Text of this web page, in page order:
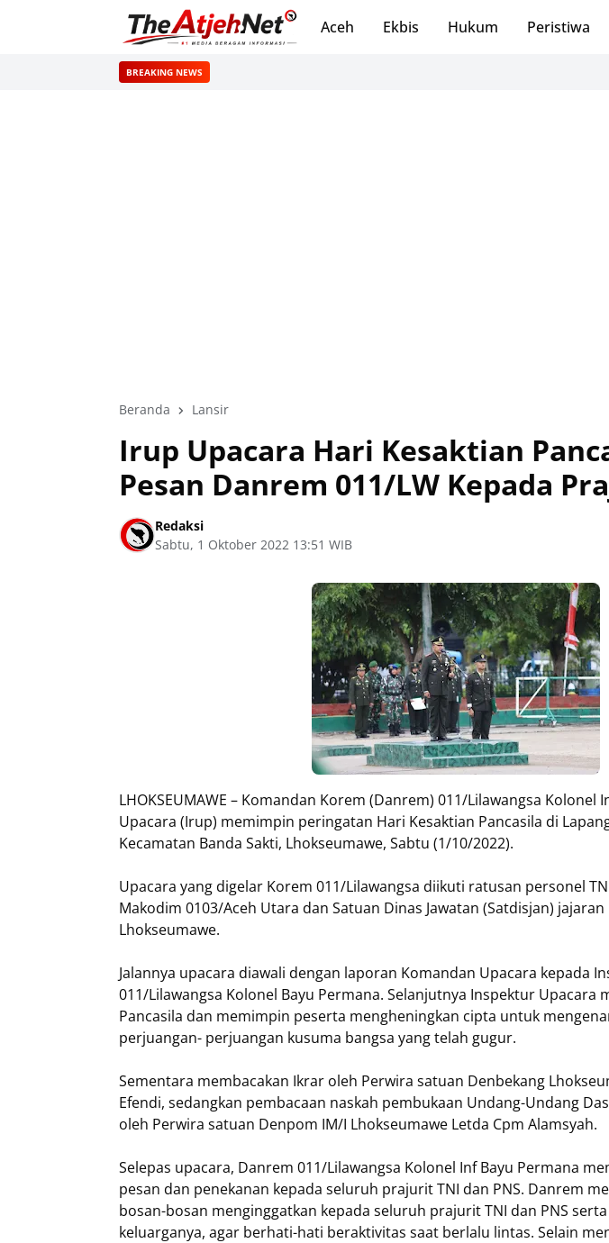
Aceh Ekbis Hukum Peristiwa
BREAKING NEWS
Beranda Lansir
Irup Upacara Hari Kesaktian
Pesan Danrem 011/LW Kepada
Redaksi
Sabtu, 1 Oktober 2022 13:51 WIB
LHOKSEUMAWE – Komandan Korem (Danrem) 011/Lilawangsa Kolonel
Upacara (Irup) memimpin peringatan Hari Kesaktian Pancasila di
Kecamatan Banda Sakti, Lhokseumawe, Sabtu (1/10/2022).
Upacara yang digelar Korem 011/Lilawangsa diikuti ratusan personel
Makodim 0103/Aceh Utara dan Satuan Dinas Jawatan (Satdisjan)
Lhokseumawe.
Jalannya upacara diawali dengan laporan Komandan Upacara kepada
011/Lilawangsa Kolonel Bayu Permana. Selanjutnya Inspektur Upacara
Pancasila dan memimpin peserta mengheningkan cipta untuk
perjuangan- perjuangan kusuma bangsa yang telah gugur.
Sementara membacakan Ikrar oleh Perwira satuan Denbekang
Efendi, sedangkan pembacaan naskah pembukaan Undang-Undang
oleh Perwira satuan Denpom IM/I Lhokseumawe Letda Cpm Alamsyah.
Selepas upacara, Danrem 011/Lilawangsa Kolonel Inf Bayu Permana
pesan dan penekanan kepada seluruh prajurit TNI dan PNS. Danrem
bosan-bosan menginggatkan kepada seluruh prajurit TNI dan PNS
keluarganya, agar berhati-hati beraktivitas saat berlalu lintas. Selain